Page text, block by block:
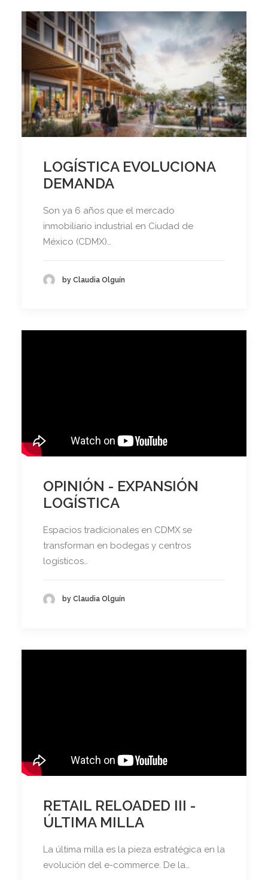
LOGÍSTICA EVOLUCIONA
DEMANDA
Son ya 6 años que el mercado
inmobiliario industrial en Ciudad de
México (CDMX)…
by Claudia Olguín
OPINIÓN - EXPANSIÓN
LOGÍSTICA
Espacios tradicionales en CDMX se
transforman en bodegas y centros
logísticos…
by Claudia Olguín
RETAIL RELOADED III -
ÚLTIMA MILLA
La última milla es la pieza estratégica en la
evolución del e-commerce. De la…